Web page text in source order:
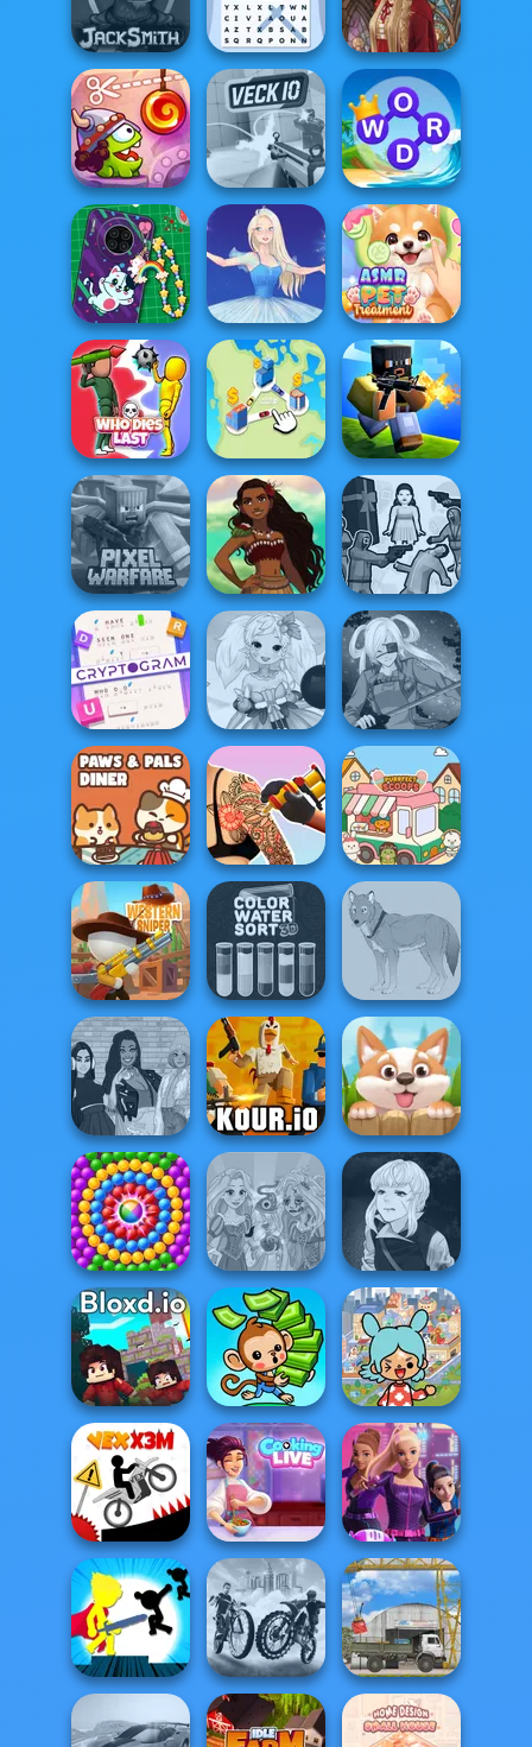
Garden Tales 3
Klondike
Solitaire Garden
Jacksmith
Word Search
Universe 2
Medieval Doll
Cut The Rope:
Time Travel
Veck.io
Word Connect
Puzzle
DIY Phone Case
Shop
Ice Ballerina
ASMR Pet
Treatment
Who Dies Last State Connect Poxel.io
Minecraft Pixel
Warfare
Polynesian
Princess Moana
Squid Battle
Simulator
Cryptogram:
Word Brain
Puzzle
Anime Fairy
Creator
SNK Cosplayer
Paws & Pals
Diner
Tattoo Master 3D:
Crazy Art
Purr-fect Scoops
Western Sniper
Color Water Sort
3D
Wolf Maker
The Fly Squad:
#squadgoals
Kour.io Puppy Blast
Pop Adventure
Rapunzel
Zombie Curse
Manga Creator
Vampire Hunter
P...
Bloxd.io Mini Monkey Mart
Toca Boca
Everything
Unlocked
Vex X3M
Cooking Live: Be
a Chef&Cook
Spy Squad
Academy